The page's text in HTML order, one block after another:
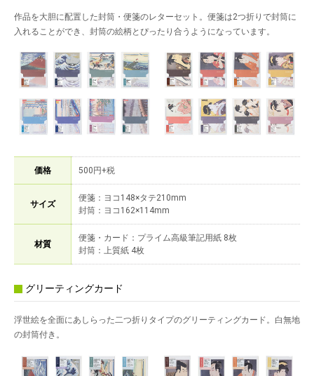
作品を大胆に配置した封筒・便箋のレターセット。便箋は2つ折りで封筒に
入れることができ、封筒の絵柄とぴったり合うようになっています。
価格 500円+税
サイズ
便箋：ヨコ148×タテ210mm
封筒：ヨコ162×114mm
材質
便箋・カード：プライム高級筆記用紙 8枚
封筒：上質紙 4枚
グリーティングカード
浮世絵を全面にあしらった二つ折りタイプのグリーティングカード。白無地
の封筒付き。